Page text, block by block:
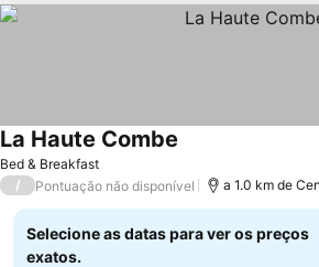
Bed & Breakfast
La Haute Combe
/ Pontuação não disponível a 1.0 km de
Selecione as datas para ver os preços
exatos.